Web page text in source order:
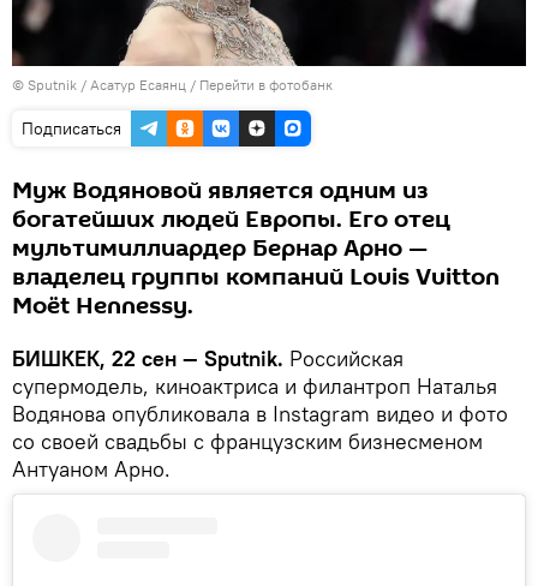
© Sputnik / Асатур Есаянц / Перейти в фотобанк
Подписаться
Муж Водяновой является одним из
богатейших людей Европы. Его отец
мультимиллиардер Бернар Арно —
владелец группы компаний Louis Vuitton
Moët Hennessy.
БИШКЕК, 22 сен — Sputnik. Российская
супермодель, киноактриса и филантроп Наталья
Водянова опубликовала в Instagram видео и фото
со своей свадьбы с французским бизнесменом
Антуаном Арно.